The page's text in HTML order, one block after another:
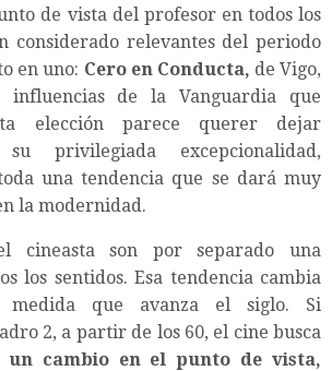
de vista del profesor en todos los
considerado relevantes del periodo
en uno: Cero en Conducta, de Vigo,
influencias de la Vanguardia que
elección parece querer dejar
privilegiada excepcionalidad,
una tendencia que se dará muy
la modernidad.
cineasta son por separado una
los sentidos. Esa tendencia cambia
que avanza el siglo. Si
2, a partir de los 60, el cine busca
un cambio en el punto de vista,